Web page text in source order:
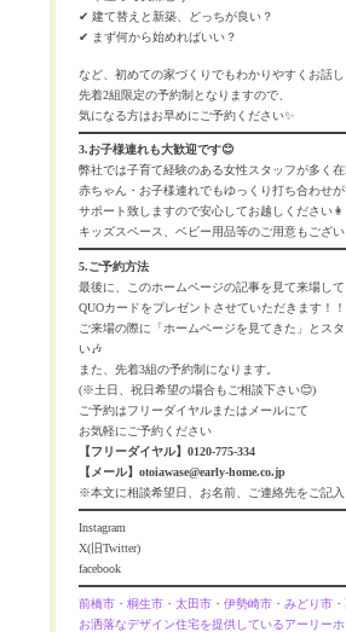
✔ 建て替えと新築、どっちが良い？
✔ まず何から始めればいい？
など、初めての家づくりでもわかりやすくお話し
先着2組限定の予約制となりますので、
気になる方はお早めにご予約ください✨
3.お子様連れも大歓迎です😊
弊社では子育て経験のある女性スタッフが多く在
赤ちゃん・お子様連れでもゆっくり打ち合わせ
サポート致しますので安心してお越しください
キッズスペース、ベビー用品等のご用意もござい
5.ご予約方法
最後に、このホームページの記事を見て来場し
QUOカードをプレゼントさせていただきます！！
ご来場の際に「ホームページを見てきた」とス
い🎶
また、先着3組の予約制になります。
(※土日、祝日希望の場合もご相談下さい😊)
ご予約はフリーダイヤルまたはメールにて
お気軽にご予約ください
【フリーダイヤル】0120-775-334
【メール】otoiawase@early-home.co.jp
※本文に相談希望日、お名前、ご連絡先をご記入
Instagram
X(旧Twitter)
facebook
前橋市・桐生市・太田市・伊勢崎市・みどり市
お洒落なデザイン住宅を提供しているアーリーホ